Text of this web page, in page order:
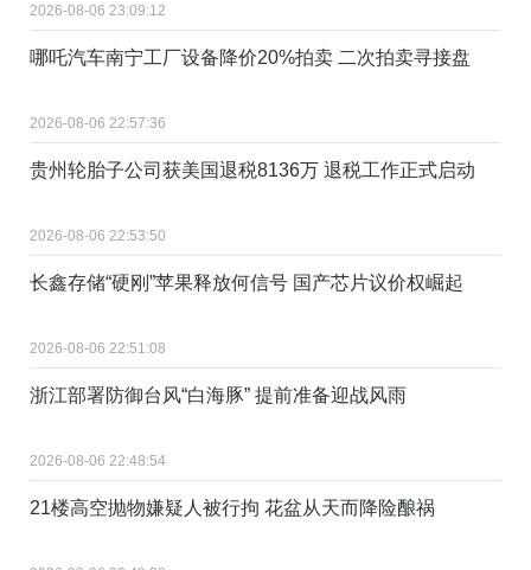
2026-08-06 23:09:12
哪吒汽车南宁工厂设备降价20%拍卖 二次拍卖寻接盘
2026-08-06 22:57:36
贵州轮胎子公司获美国退税8136万 退税工作正式启动
2026-08-06 22:53:50
长鑫存储“硬刚”苹果释放何信号 国产芯片议价权崛起
2026-08-06 22:51:08
浙江部署防御台风“白海豚” 提前准备迎战风雨
2026-08-06 22:48:54
21楼高空抛物嫌疑人被行拘 花盆从天而降险酿祸